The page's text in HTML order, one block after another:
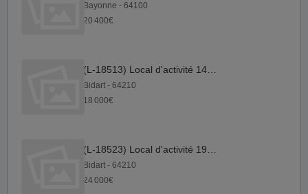
Bayonne - 64100
20 400€
Bidart - 64210
18 000€
Bidart - 64210
24 000€